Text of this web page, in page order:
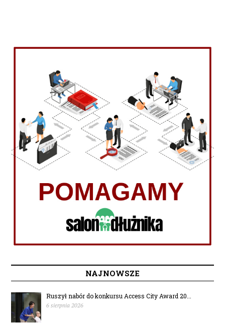
NAJNOWSZE
Ruszył nabór do konkursu Access City Award 20...
6 sierpnia 2026